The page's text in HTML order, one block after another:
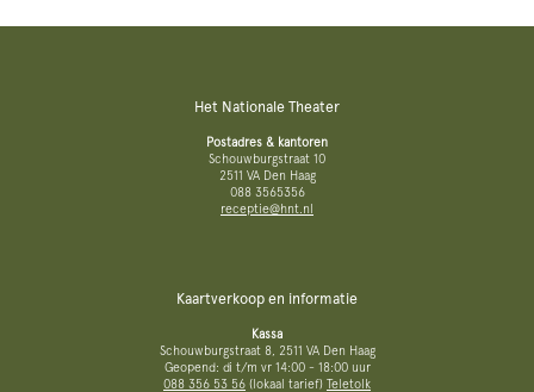
Het Nationale Theater
Postadres & kantoren
Schouwburgstraat 10
2511 VA Den Haag
088 3565356
receptie@hnt.nl
Kaartverkoop en informatie
Kassa
Schouwburgstraat 8, 2511 VA Den Haag
Geopend: di t/m vr 14:00 - 18:00 uur
088 356 53 56 (lokaal tarief) Teletolk